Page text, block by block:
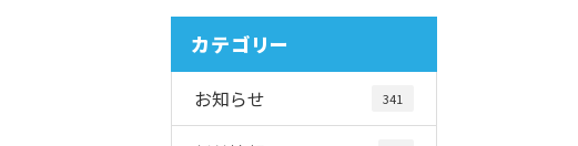
カテゴリー
お知らせ 341